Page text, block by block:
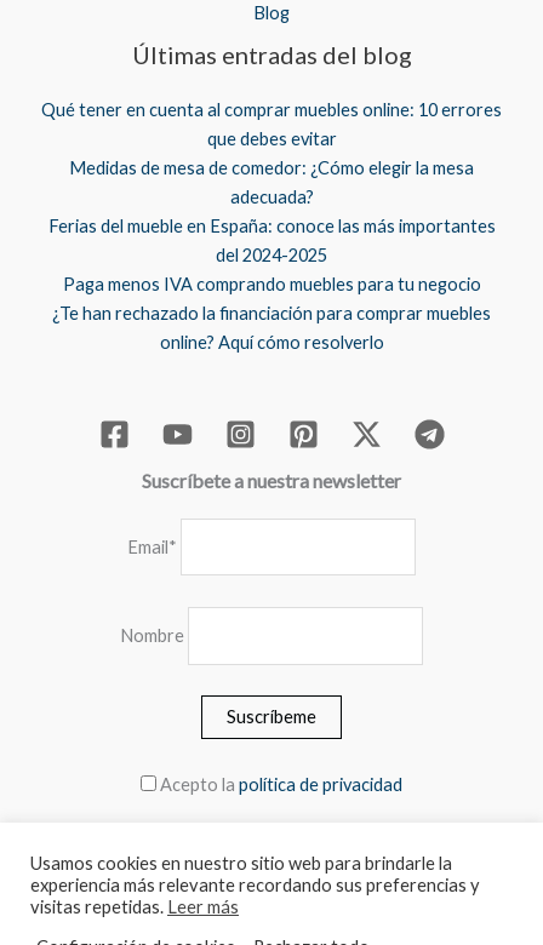
Blog
Últimas entradas del blog
Qué tener en cuenta al comprar muebles online: 10 errores
que debes evitar
Medidas de mesa de comedor: ¿Cómo elegir la mesa
adecuada?
Ferias del mueble en España: conoce las más importantes
del 2024-2025
Paga menos IVA comprando muebles para tu negocio
¿Te han rechazado la financiación para comprar muebles
online? Aquí cómo resolverlo
Suscríbete a nuestra newsletter
Email*
Nombre
Acepto la política de privacidad
© 2026 MEBLERO - Los precios incluyen el IVA.
Usamos cookies en nuestro sitio web para brindarle la
experiencia más relevante recordando sus preferencias y
visitas repetidas. Leer más